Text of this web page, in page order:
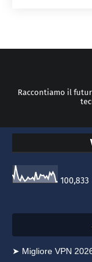
Raccontiamo il
100,833
➤ Migliore VPN